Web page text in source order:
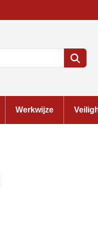
Werkwijze